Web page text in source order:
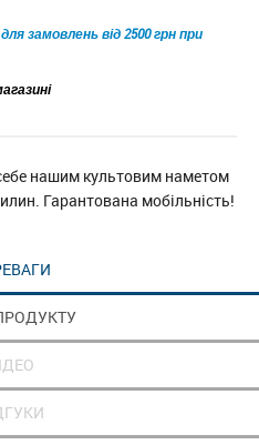
замовлень від 2500 грн при
нашим культовим наметом
Гарантована мобільність!